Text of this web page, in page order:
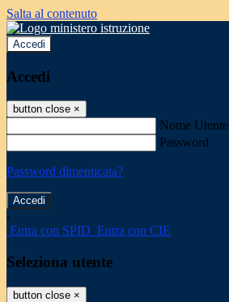
Salta al contenuto
Accedi
Accedi
button close ×
Nome Utente
Password
Password dimenticata?
-
Entra con SPID Entra con CIE
Seleziona utente
button close ×